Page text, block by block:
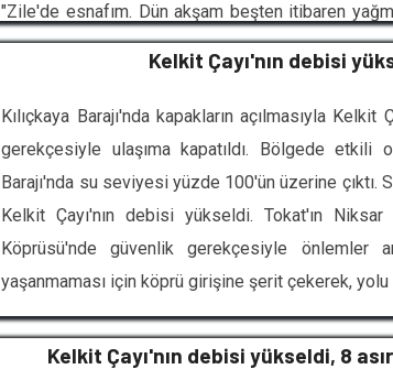
"Zile'de esnafım. Dün akşam beşten itibaren
yılın en fazla yağışı oldu. İnşallah çiftçilerimizin
Kelkit Çayı'nın debisi
Kılıçkaya Barajı'nda kapakların açılmasıyla
gerekçesiyle ulaşıma kapatıldı. Bölgede etkili
Barajı'nda su seviyesi yüzde 100'ün üzerine çıktı.
Kelkit Çayı'nın debisi yükseldi. Tokat'ın
Köprüsü'nde güvenlik gerekçesiyle önlemler
yaşanmaması için köprü girişine şerit çekerek,
Kelkit Çayı'nın debisi yükseldi, 8